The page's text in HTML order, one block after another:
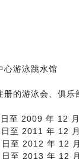
心游泳跳水馆
册的游泳会、俱乐
至 2009 年 12
至 2011 年 12
至 2012 年 12
至 2013 年 12